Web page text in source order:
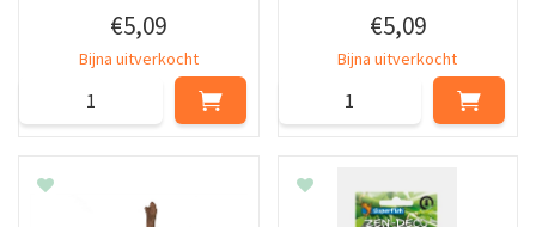
€5,09
Bijna uitverkocht
€5,09
Bijna uitverkocht